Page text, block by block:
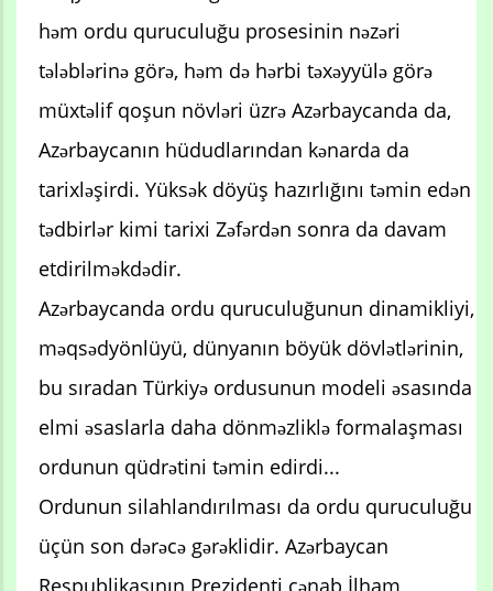
həm ordu quruculuğu prosesinin nəzəri
tələblərinə görə, həm də hərbi təxəyyülə görə
müxtəlif qoşun növləri üzrə Azərbaycanda da,
Azərbaycanın hüdudlarından kənarda da
tarixləşirdi. Yüksək döyüş hazırlığını təmin edən
tədbirlər kimi tarixi Zəfərdən sonra da davam
etdirilməkdədir.
Azərbaycanda ordu quruculuğunun dinamikliyi,
məqsədyönlüyü, dünyanın böyük dövlətlərinin,
bu sıradan Türkiyə ordusunun modeli əsasında
elmi əsaslarla daha dönməzliklə formalaşması
ordunun qüdrətini təmin edirdi...
Ordunun silahlandırılması da ordu quruculuğu
üçün son dərəcə gərəklidir. Azərbaycan
Respublikasının Prezidenti cənab İlham